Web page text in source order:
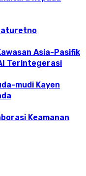
Asia-Pasifik
Terintegerasi
mudi Kayen
Keamanan